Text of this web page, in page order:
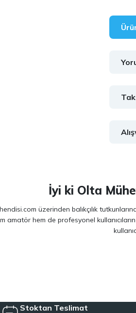
İyi ki Olta
üzerinden balıkçılık
amatör hem de profesyonel
Shimano, Daiwa, Hanfish,
herkesin kolayca bu
Stoktan Teslimat